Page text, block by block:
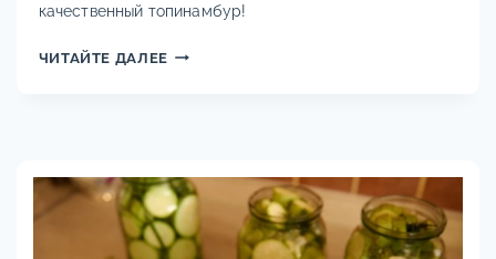
качественный топинамбур!
ЧИТАЙТЕ ДАЛЕЕТОПИНАМБУР:
ЗИМОЙ,
5+
РЕЦЕПТОВ